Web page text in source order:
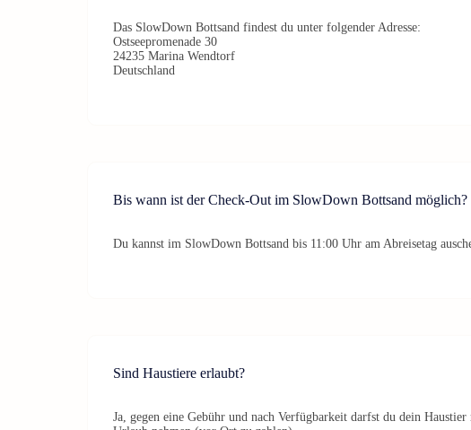
Das SlowDown Bottsand findest du unter folgender Adresse:
Ostseepromenade 30
24235 Marina Wendtorf
Deutschland
Bis wann ist der Check-Out im SlowDown Bottsand möglich?
Du kannst im SlowDown Bottsand bis 11:00 Uhr am Abreisetag
Sind Haustiere erlaubt?
Ja, gegen eine Gebühr und nach Verfügbarkeit darfst du dein